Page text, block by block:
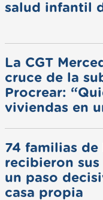
salud infantil
La CGT
cruce de la
Procrear:
viviendas en
74 familias de
recibieron
un paso
casa propia